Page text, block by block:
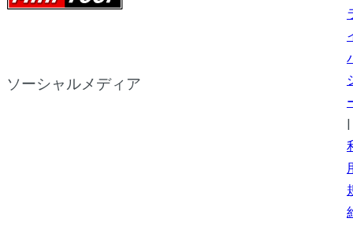
ソーシャルメディア
|